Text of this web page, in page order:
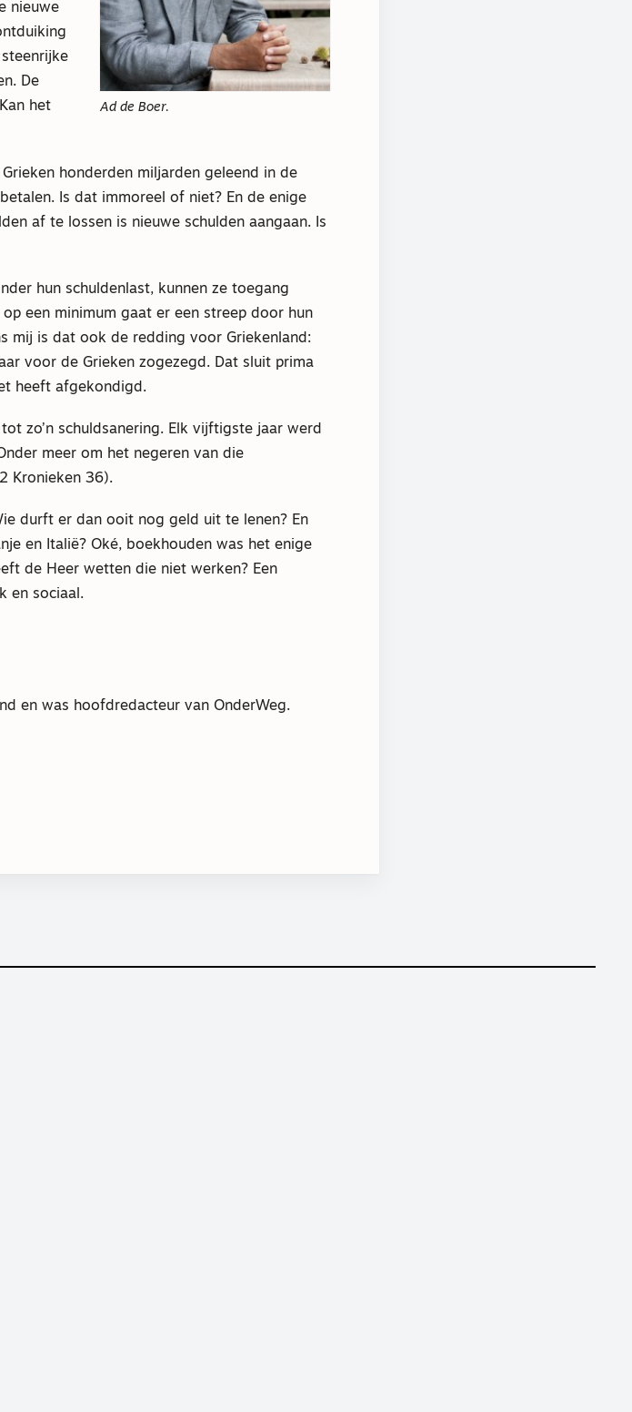
Ad de Boer.
nieuwe
De
het
honderden miljarden geleend in de
Is dat immoreel of niet? En de enige
af te lossen is nieuwe schulden aangaan. Is
hun schuldenlast, kunnen ze toegang
een minimum gaat er een streep door hun
mij is dat ook de redding voor Griekenland:
voor de Grieken zogezegd. Dat sluit prima
heeft afgekondigd.
zo’n schuldsanering. Elk vijftigste jaar werd
meer om het negeren van die
Kronieken 36).
durft er dan ooit nog geld uit te lenen? En
en Italië? Oké, boekhouden was het enige
de Heer wetten die niet werken? Een
en sociaal.
en was hoofdredacteur van OnderWeg.